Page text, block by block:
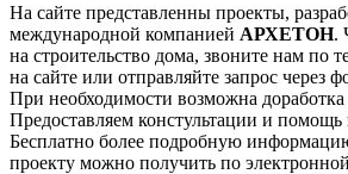
На сайте представленны проекты,
международной компанией АРХЕТОН.
на строительство дома, звоните нам по
на сайте или отправляйте запрос через
При необходимости возможна
Предоставляем констультации и помощь
Бесплатно более подробную
проекту можно получить по